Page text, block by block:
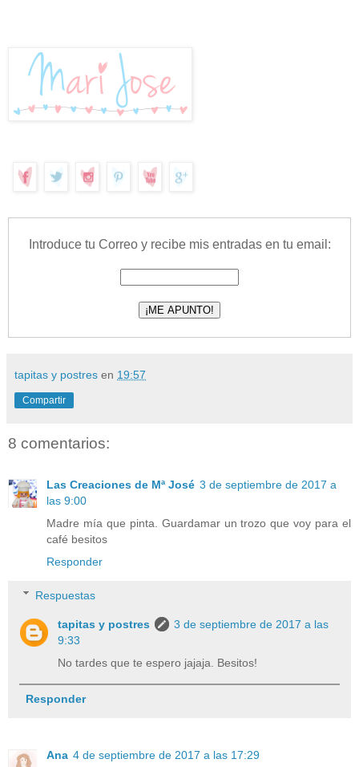
Introduce tu Correo y recibe mis entradas en tu email:
tapitas y postres en 19:57
Compartir
8 comentarios:
Las Creaciones de Mª José 3 de septiembre de 2017 a
las 9:00
Madre mía que pinta. Guardamar un trozo que voy para el
café besitos
Responder
Respuestas
tapitas y postres
3 de septiembre de 2017 a las
9:33
No tardes que te espero jajaja. Besitos!
Responder
Ana 4 de septiembre de 2017 a las 17:29